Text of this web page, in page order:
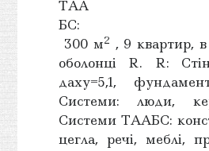
ТАА
БС:
300 м2 , 9 квартир, в
оболонці R. R:
даху=5,1,
Системи: люди,
Системи ТААБС:
цегла, речі, меблі,